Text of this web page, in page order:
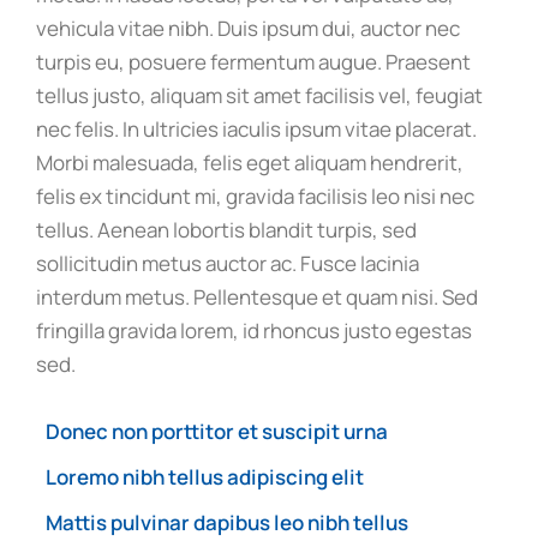
vehicula vitae nibh. Duis ipsum dui, auctor nec
turpis eu, posuere fermentum augue. Praesent
tellus justo, aliquam sit amet facilisis vel, feugiat
nec felis. In ultricies iaculis ipsum vitae placerat.
Morbi malesuada, felis eget aliquam hendrerit,
felis ex tincidunt mi, gravida facilisis leo nisi nec
tellus. Aenean lobortis blandit turpis, sed
sollicitudin metus auctor ac. Fusce lacinia
interdum metus. Pellentesque et quam nisi. Sed
fringilla gravida lorem, id rhoncus justo egestas
sed.
Donec non porttitor et suscipit urna
Loremo nibh tellus adipiscing elit
Mattis pulvinar dapibus leo nibh tellus